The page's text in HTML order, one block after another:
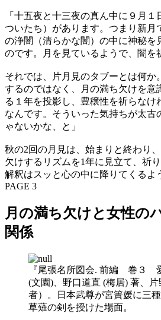
「十五夜と十三夜の真ん中に９月
ついたち）があります。つまり新月
の浄闇（清らかな闇）の中に神秘を
のです。月を見ているようで、闇を
それでは、片月見のタブーとは何か
するのではなく、月の満ち欠けを意
る１年を投影し、豊穣性を祈らなけ
なんです。そういった気持ちが太古
ゃないかな、と」
秋の2回の月見は、始まりと終わり
欠けするリズムを1年に見立て、祈
解釈はスッと心の中に降りてくるよ
PAGE 3
月の満ち欠けと女性の
関係
『尾張名所図会. 前編 巻３
(文園)、野口道直 (梅居) 著、
者）。日本武尊が宮簀媛に三
草薙の剣を授けた場面。